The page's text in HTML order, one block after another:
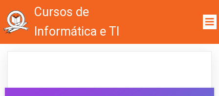
Cursos de
Informática e TI